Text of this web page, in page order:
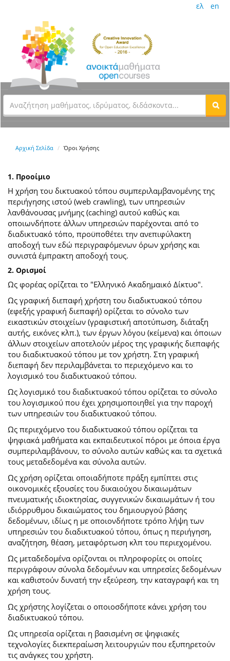
ελ en
Αρχική Σελίδα Όροι Χρήσης
1. Προοίμιο
Η χρήση του δικτυακού τόπου συμπεριλαμβανομένης της
περιήγησης ιστού (web crawling), των υπηρεσιών
λανθάνουσας μνήμης (caching) αυτού καθώς και
οποιωνδήποτε άλλων υπηρεσιών παρέχονται από το
διαδικτυακό τόπο, προϋποθέτει την ανεπιφύλακτη
αποδοχή των εδώ περιγραφόμενων όρων χρήσης και
συνιστά έμπρακτη αποδοχή τους.
2. Ορισμοί
Ως φορέας ορίζεται το "Ελληνικό Ακαδημαικό Δίκτυο".
Ως γραφική διεπαφή χρήστη του διαδικτυακού τόπου
(εφεξής γραφική διεπαφή) ορίζεται το σύνολο των
εικαστικών στοιχείων (γραφιστική αποτύπωση, διάταξη
αυτής, εικόνες κλπ.), των έργων λόγου (κείμενα) και όποιων
άλλων στοιχείων αποτελούν μέρος της γραφικής διεπαφής
του διαδικτυακού τόπου με τον χρήστη. Στη γραφική
διεπαφή δεν περιλαμβάνεται το περιεχόμενο και το
λογισμικό του διαδικτυακού τόπου.
Ως λογισμικό του διαδικτυακού τόπου ορίζεται το σύνολο
του λογισμικού που έχει χρησιμοποιηθεί για την παροχή
των υπηρεσιών του διαδικτυακού τόπου.
Ως περιεχόμενο του διαδικτυακού τόπου ορίζεται τα
ψηφιακά μαθήματα και εκπαιδευτικοί πόροι με όποια έργα
συμπεριλαμβάνουν, το σύνολο αυτών καθώς και τα σχετικά
τους μεταδεδομένα και σύνολα αυτών.
Ως χρήση ορίζεται οποιαδήποτε πράξη εμπίπτει στις
οικονομικές εξουσίες του δικαιούχου δικαιωμάτων
πνευματικής ιδιοκτησίας, συγγενικών δικαιωμάτων ή του
ιδιόρρυθμου δικαιώματος του δημιουργού βάσης
δεδομένων, ιδίως η με οποιονδήποτε τρόπο λήψη των
υπηρεσιών του διαδικτυακού τόπου, όπως η περιήγηση,
αναζήτηση, θέαση, μεταφόρτωση κλπ του περιεχομένου.
Ως μεταδεδομένα ορίζονται οι πληροφορίες οι οποίες
περιγράφουν σύνολα δεδομένων και υπηρεσίες δεδομένων
και καθιστούν δυνατή την εξεύρεση, την καταγραφή και τη
χρήση τους.
Ως χρήστης λογίζεται ο οποιοσδήποτε κάνει χρήση του
διαδικτυακού τόπου.
Ως υπηρεσία ορίζεται η βασισμένη σε ψηφιακές
τεχνολογίες διεκπεραίωση λειτουργιών που εξυπηρετούν
τις ανάγκες του χρήστη.